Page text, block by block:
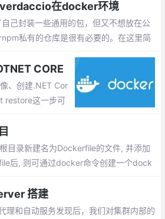
在docker环境
己封装一些通用的包，但又不想放在公
私有的仓库是很有必要的。在这里简
。
CORE
、创建.NET Cor
restore这一步可
加速镜像，参照
多目录新建名为Dockerfile的文件, 并添加
后, 则可通过docker命令创建一个dock
搭建
理和自动服务发现后，我们对集群内部的